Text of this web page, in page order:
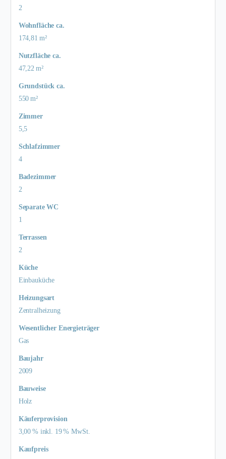
2
Wohnfläche ca.
174,81 m²
Nutzfläche ca.
47,22 m²
Grund­stück ca.
550 m²
Zimmer
5,5
Schlafzimmer
4
Badezimmer
2
Separate WC
1
Terrassen
2
Küche
Einbauküche
Heizungsart
Zentralheizung
Wesentlicher Energieträger
Gas
Baujahr
2009
Bauweise
Holz
Käufer­provision
3,00 % inkl. 19 % MwSt.
Kaufpreis